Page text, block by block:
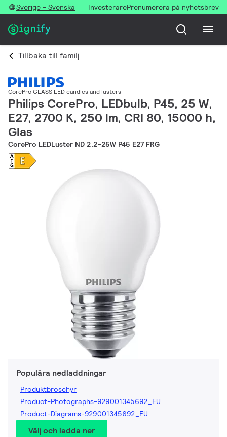
Sverige - Svenska InvesterarePrenumerera på nyhetsbrev
Tillbaka till familj
CorePro GLASS LED candles and lusters
Philips CorePro, LEDbulb, P45, 25 W,
E27, 2700 K, 250 lm, CRI 80, 15000 h,
Glas
CorePro LEDLuster ND 2.2-25W P45 E27 FRG
Populära nedladdningar
Produktbroschyr
Product-Photographs-929001345692_EU
Product-Diagrams-929001345692_EU
Välj och ladda ner